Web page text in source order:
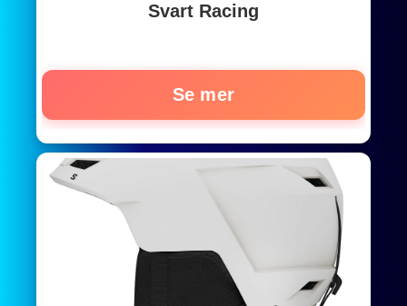
Svart Racing
Se mer